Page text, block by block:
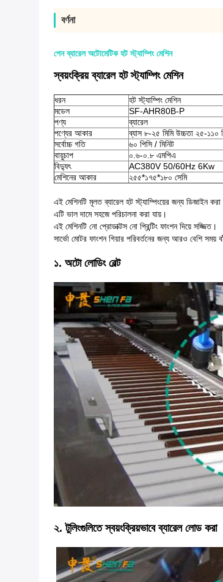
বর্ণনা
পেন ব্যারেল অটোমেটিক হট স্ট্যাম্পিং মেশিন
স্বয়ংক্রিয় ব্যারেল হট স্ট্যাম্পিং মেশিন
ধরন
হট স্ট্যাম্পিং মেশিন
মডেল
SF-AHR80B-P
পণ্য
ব্যারেল
পণ্যের আকার
ব্যাস ৮-২৫ মিমি উচ্চতা ২৫-১১০
সর্বোচ্চ গতি
৬০ পিসি / মিনিট
বায়ুচাপ
০.৬-০.৮ এমপিএ
বিদ্যুৎ
AC380V 50/60Hz 6Kw
মেশিনের আকার
২৫৫*১৭৫*১৮০ সেমি
এই মেশিনটি মূলত ব্যারেল হট স্ট্যাম্পিংয়ের জন্য ডিজাইন করা
এটি ভাল দামে সহজে পরিচালনা করা যায়।
এই মেশিনটি নো প্রোডাক্টস নো প্রিন্টিং ফাংশন দিয়ে সজ্জিত।
সার্ভো মোটর ফাংশন গিয়ার পরিবর্তনের জন্য আরও বেশি সময়
১. অটো লোডিং বেল্ট
২. টুলিংগুলিতে স্বয়ংক্রিয়ভাবে ব্যারেল লোড করা